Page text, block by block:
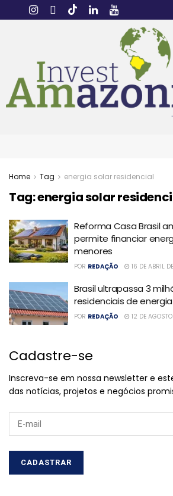
Home Tag energia solar residencial
Tag:energia solar
Reforma Casa Brasil
permite financiar
menores
POR REDAÇÃO 16 DE ABRIL
Brasil ultrapassa 3
residenciais de
POR REDAÇÃO 12 DE
Cadastre-se
Inscreva-se em nossa newsletter e
das notícias, projetos e negócios